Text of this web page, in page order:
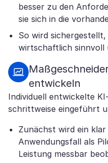
besser zu den
sie sich in die
So wird sichergestellt,
wirtschaftlich sinnvoll
entwickeln
Individuell entwickelte
schrittweise eingeführt
Zunächst wird ein
Anwendungsfall als
Leistung messbar